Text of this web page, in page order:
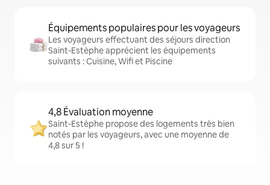
Équipements populaires pour les voyageurs
Les voyageurs effectuant des séjours direction
Saint-Estèphe apprécient les équipements
suivants : Cuisine, Wifi et Piscine
4,8 Évaluation moyenne
Saint-Estèphe propose des logements très bien
notés par les voyageurs, avec une moyenne de
4,8 sur 5 !